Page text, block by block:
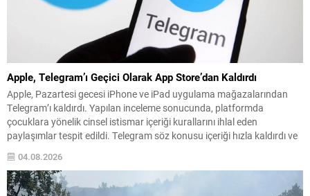
Apple, Telegram’ı Geçici Olarak App Store’dan Kaldırdı
Apple, Pazartesi gecesi iPhone ve iPad uygulama mağazalarından
Telegram’ı kaldırdı. Yapılan inceleme sonucunda, platformda
çocuklara yönelik cinsel istismar içeriği kurallarını ihlal eden
paylaşımlar tespit edildi. Telegram söz konusu içeriği hızla kaldırdı ve
yeniden App Store’da yer aldı. Apple’ın İncelemesi ve Telegram’ın
Yanıtı...
04.08.2026